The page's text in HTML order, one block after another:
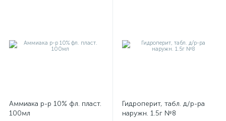
Аммиака р-р 10% фл. пласт.
100мл
Гидроперит, табл. д/р-ра
наружн. 1.5г №8